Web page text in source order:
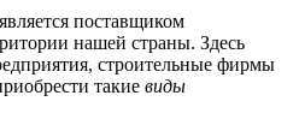
поставщиком
нашей страны. Здесь
строительные фирмы
такие виды